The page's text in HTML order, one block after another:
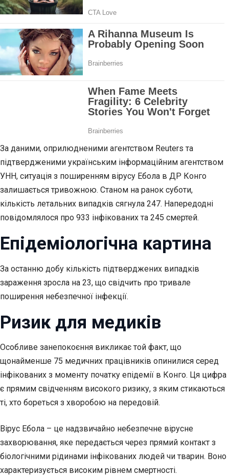
За даними, оприлюдненими агентством Reuters та
підтвердженими українським інформаційним агентством
УНН, ситуація з поширенням вірусу Ебола в ДР Конго
залишається тривожною. Станом на ранок суботи,
кількість летальних випадків сягнула 247. Напередодні
повідомлялося про 933 інфікованих та 245 смертей.
Епідеміологічна картина
За останню добу кількість підтверджених випадків
зараження зросла на 23, що свідчить про тривале
поширення небезпечної інфекції.
Ризик для медиків
Особливе занепокоєння викликає той факт, що
щонайменше 75 медичних працівників опинилися серед
інфікованих з моменту початку епідемії в Конго. Ця цифра
є прямим свідченням високого ризику, з яким стикаються
ті, хто бореться з хворобою на передовій.
Вірус Ебола – це надзвичайно небезпечне вірусне
захворювання, яке передається через прямий контакт з
біологічними рідинами інфікованих людей чи тварин. Воно
характеризується високим рівнем смертності.